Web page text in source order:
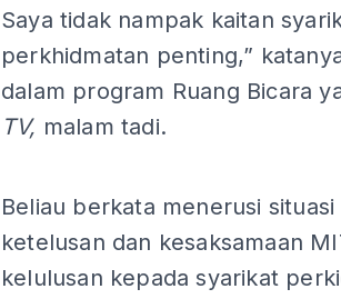
Saya tidak nampak kaitan
perkhidmatan penting,”
dalam program Ruang Bicara
TV, malam tadi.
Beliau berkata menerusi
ketelusan dan kesaksamaan
kelulusan kepada syarikat